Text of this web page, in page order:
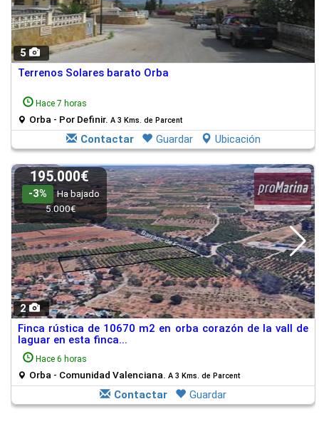
5
Terrenos Solares barato Orba
Hace 7 horas
Orba - Por Definir. A 3 Kms. de Parcent
Contactar Guardar Ubicación
2
195.000€
-3%
Ha bajado
5.000€
Finca rústica de 10670 m2 en orba corazón de la vall de
laguar en esta finca...
Hace 6 horas
Orba - Comunidad Valenciana. A 3 Kms. de Parcent
Contactar Guardar